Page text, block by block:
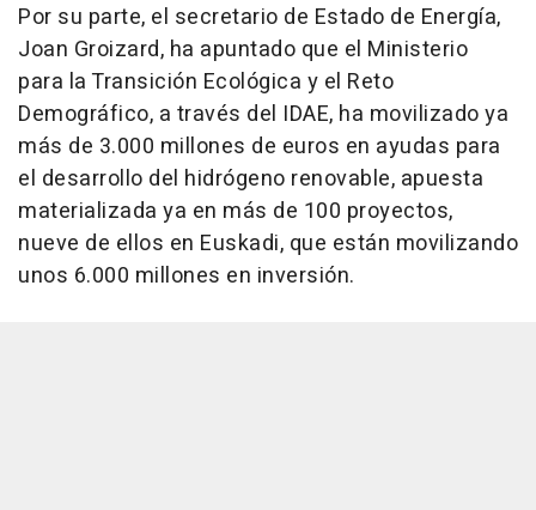
Por su parte, el secretario de Estado de Energía,
Joan Groizard, ha apuntado que el Ministerio
para la Transición Ecológica y el Reto
Demográfico, a través del IDAE, ha movilizado ya
más de 3.000 millones de euros en ayudas para
el desarrollo del hidrógeno renovable, apuesta
materializada ya en más de 100 proyectos,
nueve de ellos en Euskadi, que están movilizando
unos 6.000 millones en inversión.